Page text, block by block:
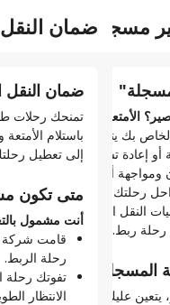
المنفصلة
طيران
تكون تذاكرك منفصلة، ما
تسجيل الوصول لكل رحلة
لرحلتك؟
واحد.
يجب عليك تسجيل الوصول
الخاصة بك.
الأمتعة وبطاقات
طيران تسافر من خلالها.
مسجلة"
مسجلة"
الأمتعة المسجلة غير
إعادة تسجيلها أو الانتهاء
ومواجهة أي مشكلات إضافية، لا
رحلتك تسمح بالأمتعة
النقل الخاصة بك، لا تكون
ربط.
المسجلة:
عليك عادة:
ضمان النقل
ضمان النقل
تمنحك رحلات
باستلام
إلى تعطيل
متى تكون
أنت مشمول
قامت شركة
رحلة الربط.
تفوتك رحلة
الانتظار